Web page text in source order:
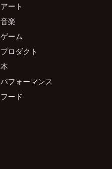
アート
音楽
ゲーム
プロダクト
本
パフォーマンス
フード